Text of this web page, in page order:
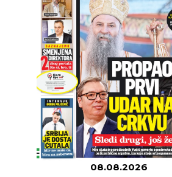
08.08.2026